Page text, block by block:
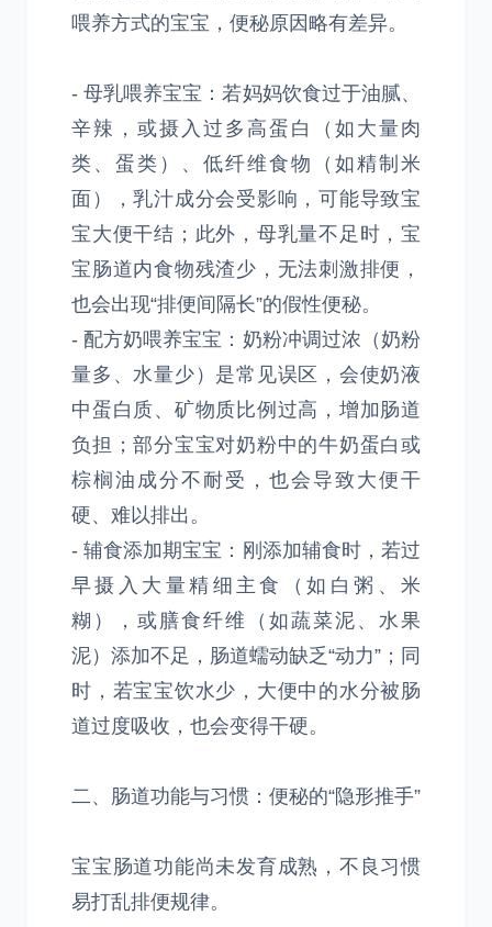
喂养方式的宝宝，便秘原因略有差异。
- 母乳喂养宝宝：若妈妈饮食过于油腻、
辛辣，或摄入过多高蛋白（如大量肉
类、蛋类）、低纤维食物（如精制米
面），乳汁成分会受影响，可能导致宝
宝大便干结；此外，母乳量不足时，宝
宝肠道内食物残渣少，无法刺激排便，
也会出现“排便间隔长”的假性便秘。
- 配方奶喂养宝宝：奶粉冲调过浓（奶粉
量多、水量少）是常见误区，会使奶液
中蛋白质、矿物质比例过高，增加肠道
负担；部分宝宝对奶粉中的牛奶蛋白或
棕榈油成分不耐受，也会导致大便干
硬、难以排出。
- 辅食添加期宝宝：刚添加辅食时，若过
早摄入大量精细主食（如白粥、米
糊），或膳食纤维（如蔬菜泥、水果
泥）添加不足，肠道蠕动缺乏“动力”；同
时，若宝宝饮水少，大便中的水分被肠
道过度吸收，也会变得干硬。
二、肠道功能与习惯：便秘的“隐形推手”
宝宝肠道功能尚未发育成熟，不良习惯
易打乱排便规律。